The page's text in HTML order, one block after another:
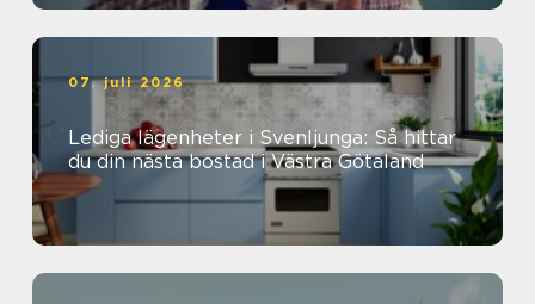
07. juli 2026
Lediga lägenheter i Svenljunga: Så hittar
du din nästa bostad i Västra Götaland